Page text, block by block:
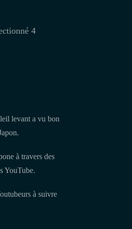
4
levant a vu bon
à travers des
YouTube.
à suivre